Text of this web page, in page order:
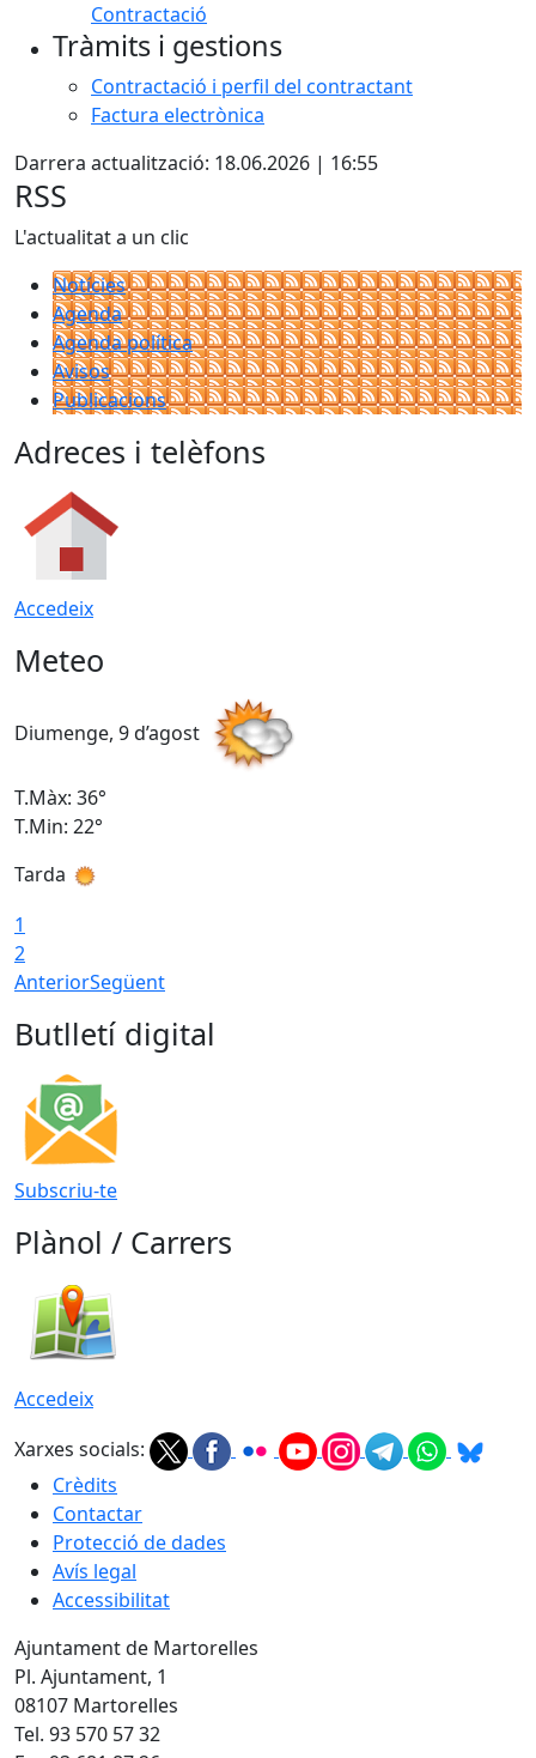
Contractació
Tràmits i gestions
Contractació i perfil del contractant
Factura electrònica
Darrera actualització: 18.06.2026 | 16:55
RSS
L'actualitat a un clic
Notícies
Agenda
Agenda política
Avisos
Publicacions
Adreces i telèfons
Accedeix
Meteo
Diumenge, 9 d’agost
T.Màx: 36°
T.Min: 22°
Tarda
1
2
AnteriorSegüent
Butlletí digital
Subscriu-te
Plànol / Carrers
Accedeix
Xarxes socials:
Crèdits
Contactar
Protecció de dades
Avís legal
Accessibilitat
Ajuntament de Martorelles
Pl. Ajuntament, 1
08107 Martorelles
Tel. 93 570 57 32